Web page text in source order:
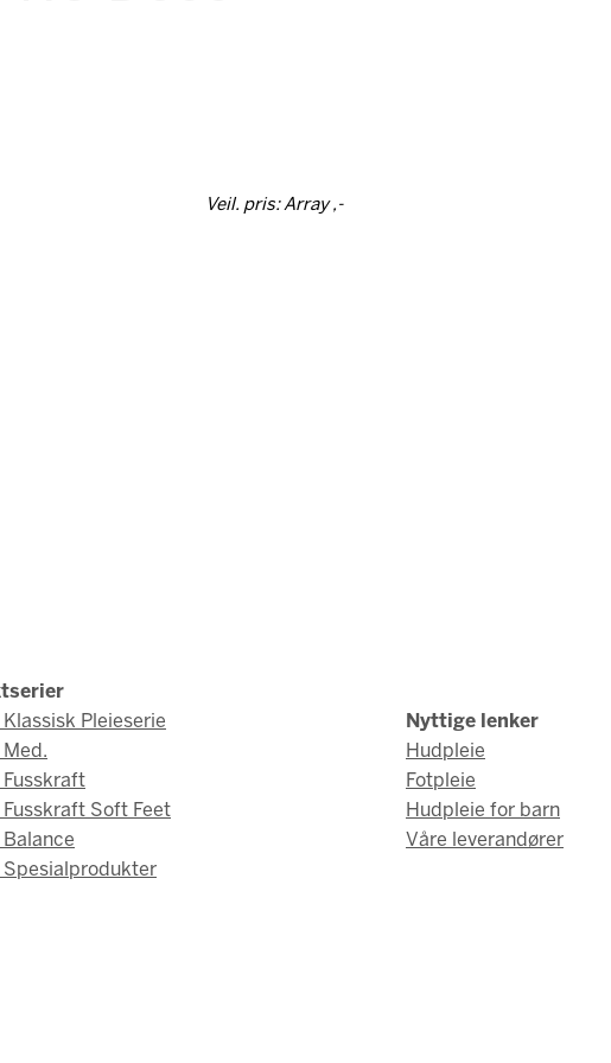
Veil. pris: Array ,-
Klassisk Pleieserie
Med.
Fusskraft
Fusskraft Soft Feet
Balance
Spesialprodukter
Nyttige lenker
Hudpleie
Fotpleie
Hudpleie for barn
Våre leverandører